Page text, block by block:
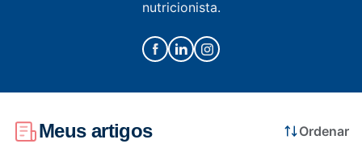
Saúde do homem
nutricionista.
Meus artigos Ordenar